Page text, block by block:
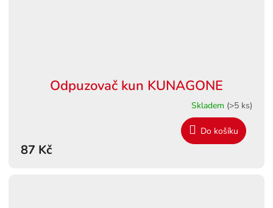
Odpuzovač kun KUNAGONE
Skladem (>5 ks)
87 Kč
Do košíku